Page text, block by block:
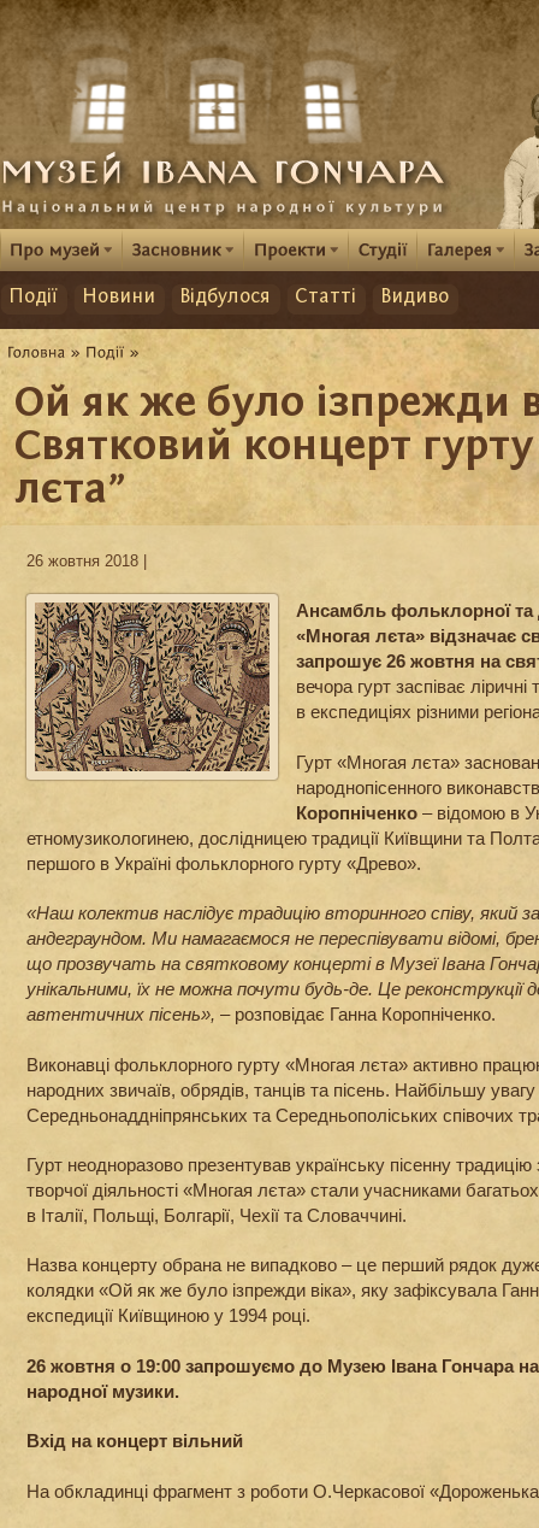
Події Новини Відбулося Статті Видиво
Ой як же було ізпрежди
Святковий концерт
лєта”
26 жовтня 2018 |
Ансамбль фольклорної та
«Многая лєта» відзначає
запрошує 26 жовтня на
вечора гурт заспіває ліричні
в експедиціях різними
Гурт «Многая лєта»
народнопісенного
Коропніченко – відомою в
етномузикологинею, дослідницею традиції Київщини та
першого в Україні фольклорного гурту «Древо».
«Наш колектив наслідує традицію вторинного співу, який
андеграундом. Ми намагаємося не переспівувати відомі,
що прозвучать на святковому концерті в Музеї Івана
унікальними, їх не можна почути будь-де. Це реконструкції
автентичних пісень», – розповідає Ганна Коропніченко.
Виконавці фольклорного гурту «Многая лєта» активно
народних звичаїв, обрядів, танців та пісень. Найбільшу
Середньонаддніпрянських та Середньополіських співочих
Гурт неодноразово презентував українську пісенну
творчої діяльності «Многая лєта» стали учасниками
в Італії, Польщі, Болгарії, Чехії та Словаччині.
Назва концерту обрана не випадково – це перший рядок дуже
колядки «Ой як же було ізпрежди віка», яку зафіксувала
експедиції Київщиною у 1994 році.
26 жовтня о 19:00 запрошуємо до Музею Івана Гончара
народної музики.
Вхід на концерт вільний
На обкладинці фрагмент з роботи О.Черкасової